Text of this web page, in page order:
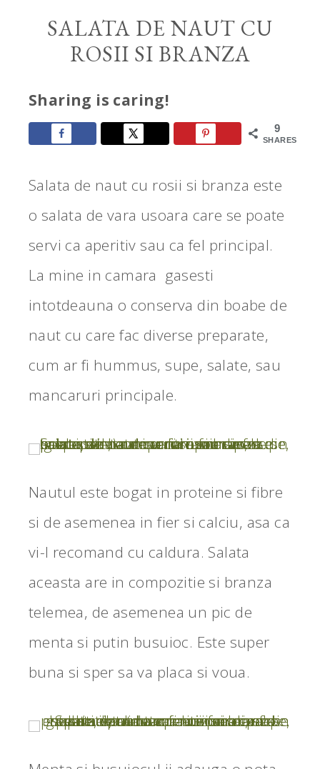
SALATA DE NAUT CU
ROSII SI BRANZA
Sharing is caring!
9
SHARES
Salata de naut cu rosii si branza este
o salata de vara usoara care se poate
servi ca aperitiv sau ca fel principal.
La mine in camara gasesti
intotdeauna o conserva din boabe de
naut cu care fac diverse preparate,
cum ar fi hummus, supe, salate, sau
mancaruri principale.
Nautul este bogat in proteine si fibre
si de asemenea in fier si calciu, asa ca
vi-l recomand cu caldura. Salata
aceasta are in compozitie si branza
telemea, de asemenea un pic de
menta si putin busuioc. Este super
buna si sper sa va placa si voua.